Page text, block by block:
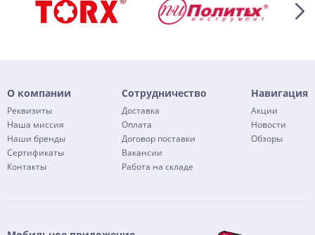
О компании
Реквизиты
Наша миссия
Наши бренды
Сертификаты
Контакты
Сотрудничество
Доставка
Оплата
Договор поставки
Вакансии
Работа на складе
Навигация
Акции
Новости
Обзоры